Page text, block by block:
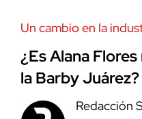
Un cambio en la
¿Es Alana
la Barby Juárez?
Redacción